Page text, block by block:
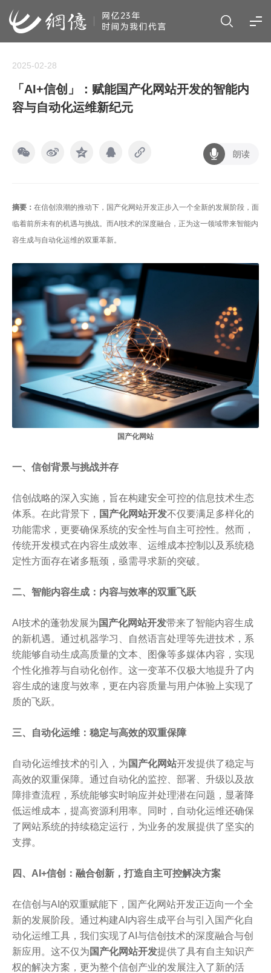
2025-02-28
「AI+信创」：赋能国产化网站开发的智能内
容与自动化运维新纪元
朗读
摘要： 在信创浪潮的推动下，国产化网站开发正步入一个全新的发展阶段，面
临着前所未有的机遇与挑战。而AI技术的深度融合，正为这一领域带来智能内
容生成与自动化运维的双重革新。
国产化网站
一、信创背景与挑战并存
信创战略的深入实施，旨在构建安全可控的信息技术生态
体系。在此背景下， 国产化网站开发不仅要满足多样化的
功能需求，更要确保系统的安全性与自主可控性。然而，
传统开发模式在内容生成效率、运维成本控制以及系统稳
定性方面存在诸多瓶颈，亟需寻求新的突破。
二、智能内容生成：内容与效率的双重飞跃
AI技术的蓬勃发展为 国产化网站开发带来了智能内容生成
的新机遇。通过机器学习、自然语言处理等先进技术，系
统能够自动生成高质量的文本、图像等多媒体内容，实现
个性化推荐与自动化创作。这一变革不仅极大地提升了内
容生成的速度与效率，更在内容质量与用户体验上实现了
质的飞跃。
三、自动化运维：稳定与高效的双重保障
自动化运维技术的引入，为 国产化网站开发提供了稳定与
高效的双重保障。通过自动化的监控、部署、升级以及故
障排查流程，系统能够实时响应并处理潜在问题，显著降
低运维成本，提高资源利用率。同时，自动化运维还确保
了网站系统的持续稳定运行，为业务的发展提供了坚实的
支撑。
四、AI+信创：融合创新，打造自主可控解决方案
在信创与AI的双重赋能下，国产化网站开发正迈向一个全
新的发展阶段。通过构建AI内容生成平台与引入国产化自
动化运维工具，我们实现了AI与信创技术的深度融合与创
新应用。这不仅为 国产化网站开发提供了具有自主知识产
权的解决方案，更为整个信创产业的发展注入了新的活